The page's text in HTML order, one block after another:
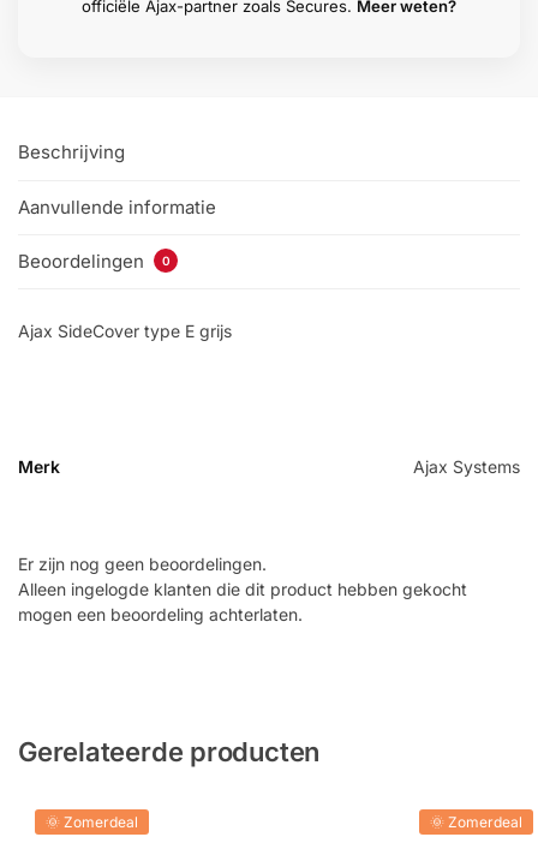
officiële Ajax-partner zoals Secures. Meer weten?
Beschrijving
Aanvullende informatie
Beoordelingen 0
Ajax SideCover type E grijs
Merk Ajax Systems
Er zijn nog geen beoordelingen.
Alleen ingelogde klanten die dit product hebben gekocht
mogen een beoordeling achterlaten.
Gerelateerde producten
🌞 Zomerdeal 🌞 Zomerdeal